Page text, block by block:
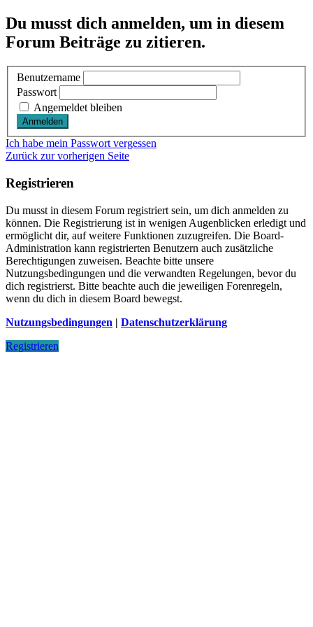
Du musst dich anmelden, um in diesem
Forum Beiträge zu zitieren.
Benutzername
Passwort
Angemeldet bleiben
Ich habe mein Passwort vergessen
Zurück zur vorherigen Seite
Registrieren
Du musst in diesem Forum registriert sein, um dich anmelden zu
können. Die Registrierung ist in wenigen Augenblicken erledigt und
ermöglicht dir, auf weitere Funktionen zuzugreifen. Die Board-
Administration kann registrierten Benutzern auch zusätzliche
Berechtigungen zuweisen. Beachte bitte unsere
Nutzungsbedingungen und die verwandten Regelungen, bevor du
dich registrierst. Bitte beachte auch die jeweiligen Forenregeln,
wenn du dich in diesem Board bewegst.
Nutzungsbedingungen | Datenschutzerklärung
Registrieren